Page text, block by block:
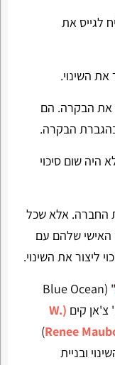
לגייס את
השינוי.
את הבקרה. הם
בהגברת הבקרה.
היה שום סיכוי
החברה. אלא שכל
האישי שלהם עם
ליצור את השינוי.
" (Blue Ocean
(W.
Renee
)
ובניית